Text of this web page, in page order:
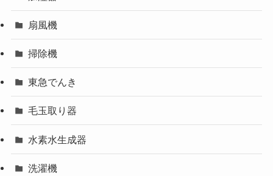
扇風機
掃除機
東急でんき
毛玉取り器
水素水生成器
洗濯機